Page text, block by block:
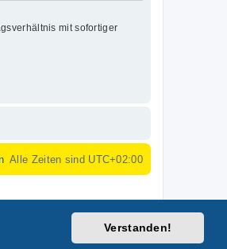
Verstanden!
mit sofortiger
Alle Zeiten sind UTC+02:00